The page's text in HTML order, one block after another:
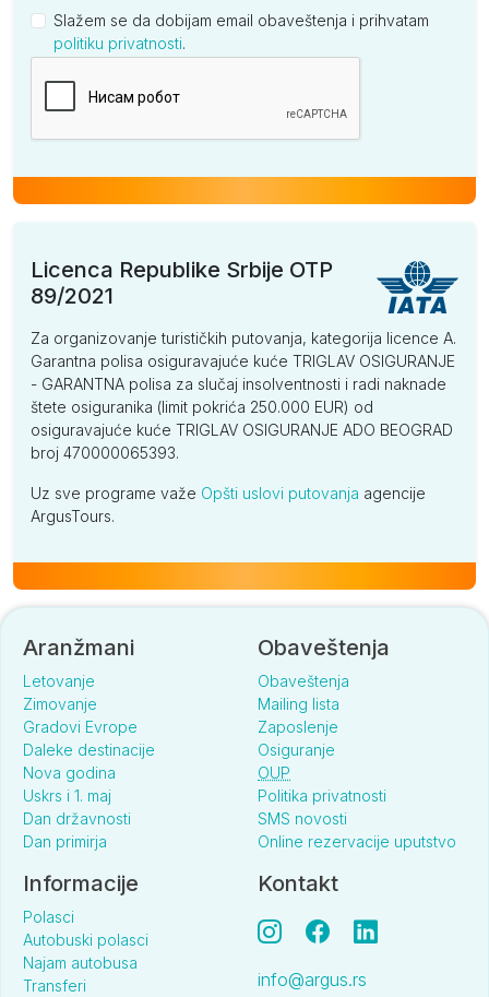
Slažem se da dobijam email obaveštenja i prihvatam
politiku privatnosti.
Licenca Republike Srbije OTP
89/2021
Za organizovanje turističkih putovanja, kategorija licence A.
Garantna polisa osiguravajuće kuće TRIGLAV OSIGURANJE
- GARANTNA polisa za slučaj insolventnosti i radi naknade
štete osiguranika (limit pokrića 250.000 EUR) od
osiguravajuće kuće TRIGLAV OSIGURANJE ADO BEOGRAD
broj 470000065393.
Uz sve programe važe Opšti uslovi putovanja agencije
ArgusTours.
Aranžmani
Letovanje
Zimovanje
Gradovi Evrope
Daleke destinacije
Nova godina
Uskrs i 1. maj
Dan državnosti
Dan primirja
Obaveštenja
Obaveštenja
Mailing lista
Zaposlenje
Osiguranje
OUP
Politika privatnosti
SMS novosti
Online rezervacije uputstvo
Informacije
Polasci
Autobuski polasci
Najam autobusa
Transferi
Kontakt
info@argus.rs